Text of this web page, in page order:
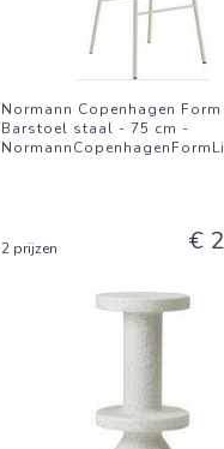
Normann Copenhagen Form
Barstoel staal - 75 cm -
2 prijzen €